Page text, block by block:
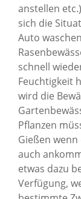
anstellen
sich die
Auto
schnell
Feuchtigkeit
wird die
Pflanzen
Gießen
auch
etwas dazu
Verfügung,